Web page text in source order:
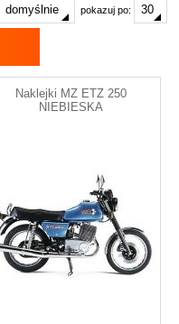
pokazuj po:
Naklejki MZ ETZ 250
NIEBIESKA